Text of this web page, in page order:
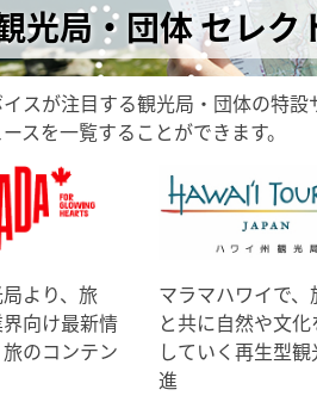
光局・団体 セレク
イスが注目する観光局・団体の特
スを一覧することができます。
より、旅
向け最新情
のコンテン
マラマハワイで、
と共に自然や文
していく再生型
進